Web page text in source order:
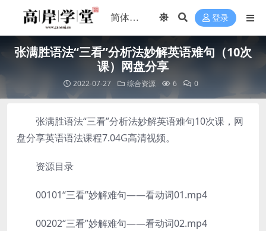
登录
张满胜语法“三看”分析法妙解英语难句（10次
课）网盘分享
2022-07-27 综合资源 6 0
张满胜语法“三看”分析法妙解英语难句10次课，网
盘分享英语语法课程7.04G高清视频。
资源目录
00101“三看”妙解难句——看动词01.mp4
00202“三看”妙解难句——看动词02.mp4